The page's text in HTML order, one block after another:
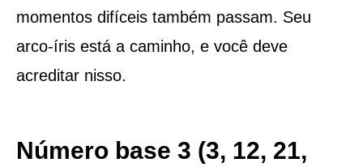
momentos difíceis também passam. Seu
arco-íris está a caminho, e você deve
acreditar nisso.
Número base 3 (3, 12, 21,